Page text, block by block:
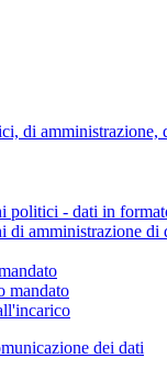
di amministrazione,
politici - dati in
di amministrazione di
mandato
dei dati